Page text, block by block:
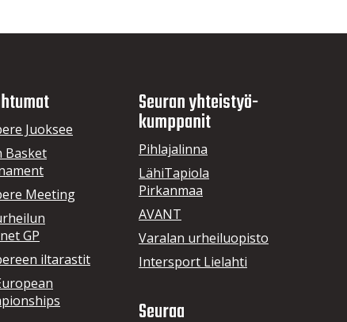
Juoksee
Basket
Meeting
GP
iltarastit
Seuran yhteistyö­
kumppanit
Pihlajalinna
LähiTapiola
Pirkanmaa
AVANT
Varalan urheiluopisto
Intersport Lielahti
Seuraa